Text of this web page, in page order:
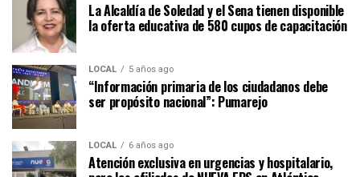
La Alcaldía de Soledad y el Sena tienen disponible
la oferta educativa de 580 cupos de capacitación
LOCAL 5 años ago
“Información primaria de los ciudadanos debe
ser propósito nacional”: Pumarejo
LOCAL 6 años ago
Atención exclusiva en urgencias y hospitalario,